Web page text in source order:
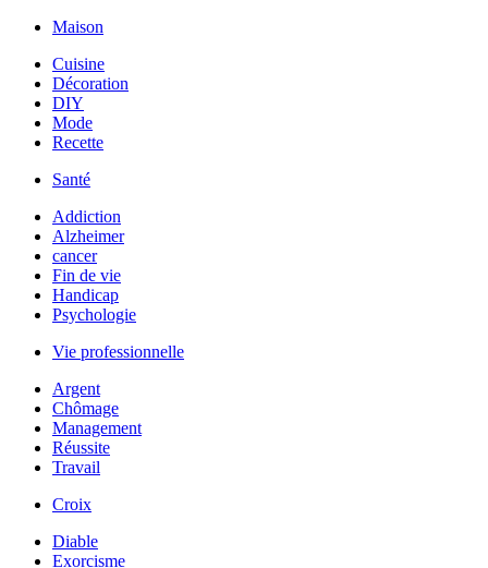
Maison
Cuisine
Décoration
DIY
Mode
Recette
Santé
Addiction
Alzheimer
cancer
Fin de vie
Handicap
Psychologie
Vie professionnelle
Argent
Chômage
Management
Réussite
Travail
Croix
Diable
Exorcisme